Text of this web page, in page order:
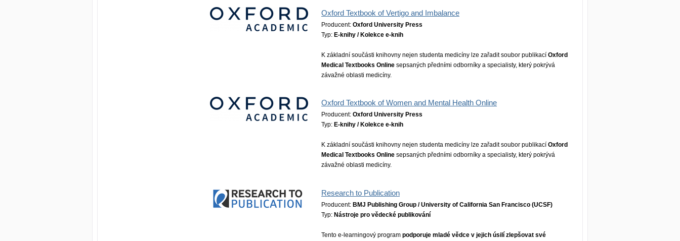
Oxford Textbook of Vertigo and Imbalance
Producent: Oxford University Press
Typ: E-knihy / Kolekce e-knih
K základní součásti knihovny nejen studenta medicíny lze zařadit soubor publikací Oxford
Medical Textbooks Online sepsaných předními odborníky a specialisty, který pokrývá
závažné oblasti medicíny.
Oxford Textbook of Women and Mental Health Online
Producent: Oxford University Press
Typ: E-knihy / Kolekce e-knih
K základní součásti knihovny nejen studenta medicíny lze zařadit soubor publikací Oxford
Medical Textbooks Online sepsaných předními odborníky a specialisty, který pokrývá
závažné oblasti medicíny.
Research to Publication
Producent: BMJ Publishing Group / University of California San Francisco (UCSF)
Typ: Nástroje pro vědecké publikování
Tento e-learningový program podporuje mladé vědce v jejich úsilí zlepšovat své